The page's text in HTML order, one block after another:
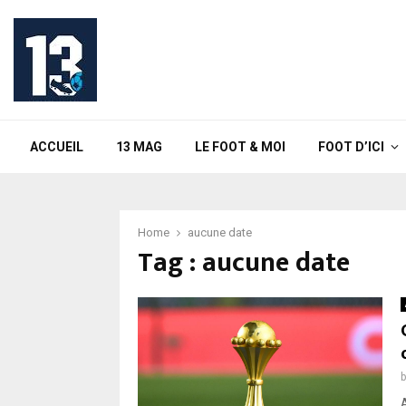
ACCUEIL 13 MAG LE FOOT & MOI FOOT D’ICI
Home aucune date
Tag : aucune date